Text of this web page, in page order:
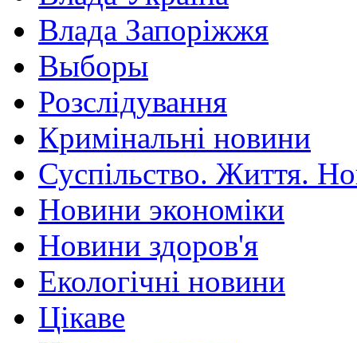
Влада Запоріжжя
Выборы
Розслідування
Кримінальні новини
Суспільство. Життя.
Новини экономіки
Новини здоров'я
Екологічні новини
Цікаве